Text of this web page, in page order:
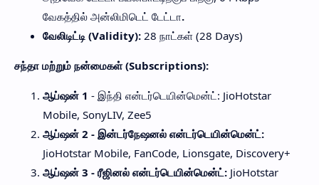
வேகத்தில் அன்லிமிடெட் டேட்டா.
வேலிடிட்டி (Validity): 28 நாட்கள் (28 Days)
சந்தா மற்றும் நன்மைகள் (Subscriptions):
ஆப்ஷன் 1 - இந்தி என்டர்டெயின்மென்ட்: JioHotstar
Mobile, SonyLIV, Zee5
ஆப்ஷன் 2 - இன்டர்நேஷனல் என்டர்டெயின்மென்ட்:
JioHotstar Mobile, FanCode, Lionsgate, Discovery+
ஆப்ஷன் 3 - ரீஜினல் என்டர்டெயின்மென்ட்: JioHotstar